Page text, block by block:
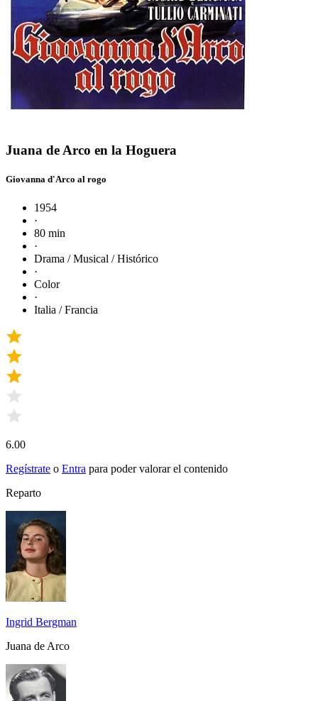
Juana de Arco en la Hoguera
Giovanna d'Arco al rogo
1954
·
80 min
·
Drama / Musical / Histórico
·
Color
·
Italia / Francia
6.00
Regístrate o Entra para poder valorar el contenido
Reparto
Ingrid Bergman
Juana de Arco